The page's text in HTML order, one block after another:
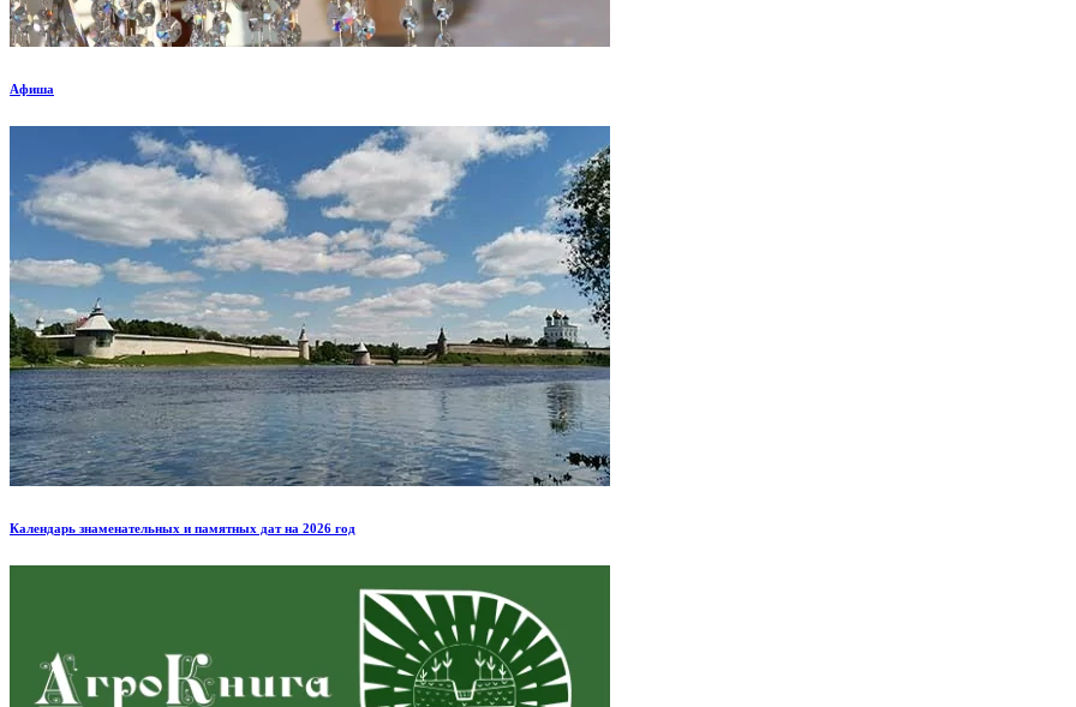
Афиша
Календарь знаменательных и памятных дат на 2026 год